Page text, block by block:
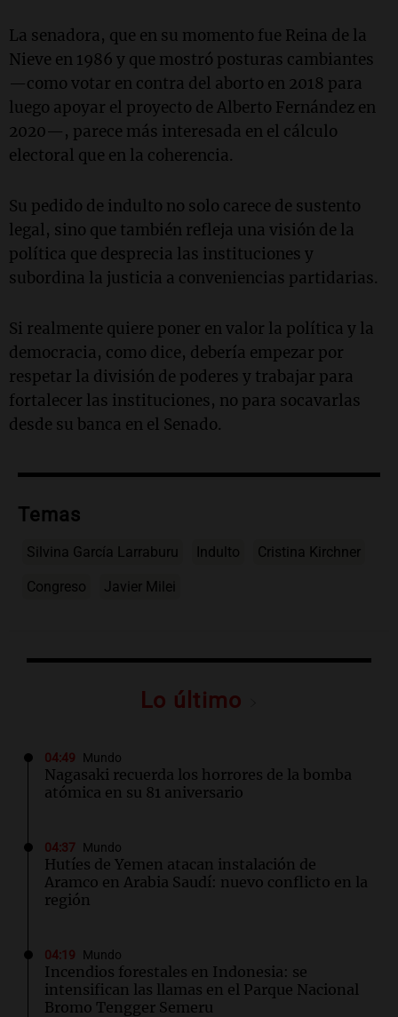
La senadora, que en su momento fue Reina de la
Nieve en 1986 y que mostró posturas cambiantes
—como votar en contra del aborto en 2018 para
luego apoyar el proyecto de Alberto Fernández en
2020—, parece más interesada en el cálculo
electoral que en la coherencia.
Su pedido de indulto no solo carece de sustento
legal, sino que también refleja una visión de la
política que desprecia las instituciones y
subordina la justicia a conveniencias partidarias.
Si realmente quiere poner en valor la política y la
democracia, como dice, debería empezar por
respetar la división de poderes y trabajar para
fortalecer las instituciones, no para socavarlas
desde su banca en el Senado.
Temas
Silvina García Larraburu Indulto Cristina Kirchner
Congreso Javier Milei
Lo último
04:49 Mundo
Nagasaki recuerda los horrores de la bomba
atómica en su 81 aniversario
04:37 Mundo
Hutíes de Yemen atacan instalación de
Aramco en Arabia Saudí: nuevo conflicto en la
región
04:19 Mundo
Incendios forestales en Indonesia: se
intensifican las llamas en el Parque Nacional
Bromo Tengger Semeru